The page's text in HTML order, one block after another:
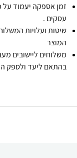
זמן אספקה יעמוד על מקס' 7 ימי עסקים
עסקים .
שיטות ועלויות
המוצר
משלוחים ליישובים
בהתאם ליעד ולספק